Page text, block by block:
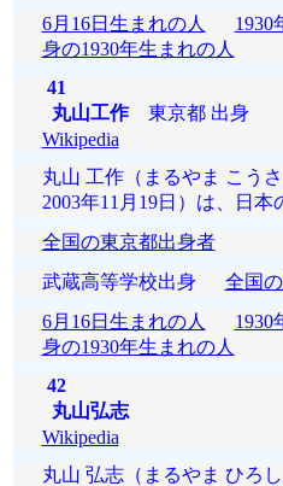
6月16日生まれの人
1930
身の1930年生まれの人
41
丸山工作東京都 出身
Wikipedia
丸山 工作（まるやま こう
2003年11月19日）は、日本
全国の東京都出身者
武蔵高等学校出身 全国
6月16日生まれの人
1930
身の1930年生まれの人
42
丸山弘志
Wikipedia
丸山 弘志（まるやま ひろ